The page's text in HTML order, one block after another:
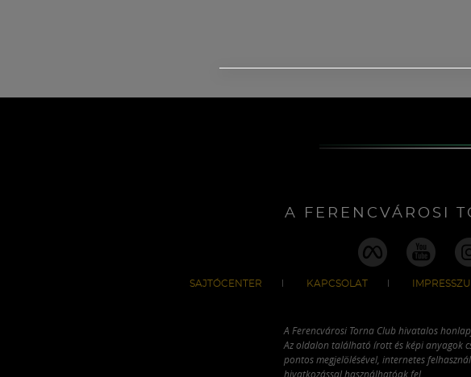
A FERENCVÁROSI
SAJTÓCENTER KAPCSOLAT
A Ferencvárosi Torna Club hivatalos
Az oldalon található írott és képi anyagok
pontos megjelölésével, internetes
hivatkozással használhatóak fel.